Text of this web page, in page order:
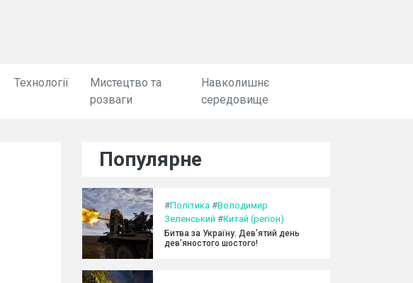
Технології
Мистецтво та
розваги
Навколишнє
середовище
Популярне
#Політика #Володимир
Зеленський #Китай (регіон)
Битва за Україну. Дев’ятий день
дев’яностого шостого!